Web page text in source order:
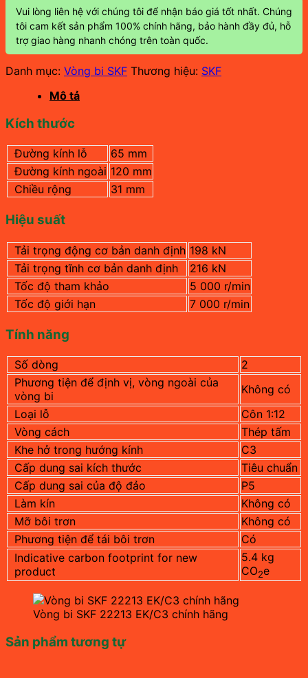
Vui lòng liên hệ với chúng tôi để nhận báo giá tốt nhất. Chúng
tôi cam kết sản phẩm 100% chính hãng, bảo hành đầy đủ, hỗ
trợ giao hàng nhanh chóng trên toàn quốc.
Danh mục: Vòng bi SKF Thương hiệu: SKF
Mô tả
Kích thước
Đường kính lỗ
65 mm
Đường kính ngoài 120 mm
Chiều rộng
31 mm
Hiệu suất
Tải trọng động cơ bản danh định 198 kN
Tải trọng tĩnh cơ bản danh định
216 kN
Tốc độ tham khảo
5 000 r/min
Tốc độ giới hạn
7 000 r/min
Tính năng
Số dòng
2
Phương tiện để định vị, vòng ngoài của
vòng bi
Không có
Loại lỗ
Côn 1:12
Vòng cách
Thép tấm
Khe hở trong hướng kính
C3
Cấp dung sai kích thước
Tiêu chuẩn
Cấp dung sai của độ đảo
P5
Làm kín
Không có
Mỡ bôi trơn
Không có
Phương tiện để tái bôi trơn
Có
Indicative carbon footprint for new
product
5.4 kg
CO2e
Vòng bi SKF 22213 EK/C3 chính hãng
Sản phẩm tương tự